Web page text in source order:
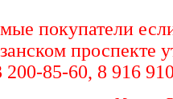
покупатели
проспекте
85-60, 8 916